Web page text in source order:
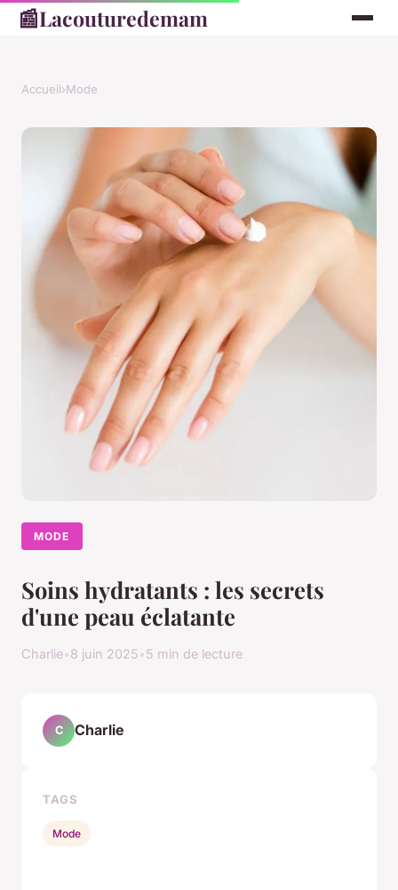
📰Lacouturedemam
Accueil›Mode
MODE
Soins hydratants : les secrets
d'une peau éclatante
Charlie•8 juin 2025•5 min de lecture
C Charlie
TAGS
Mode